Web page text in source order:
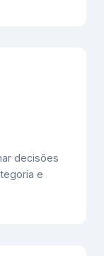
decisões
e